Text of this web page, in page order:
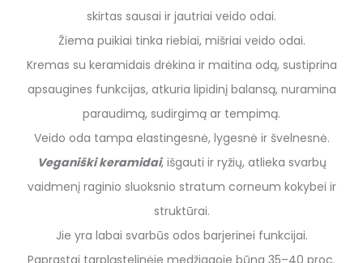
skirtas sausai ir jautriai veido odai.
Žiema puikiai tinka riebiai, mišriai veido odai.
Kremas su keramidais drėkina ir maitina odą, sustiprina
apsaugines funkcijas, atkuria lipidinį balansą, nuramina
paraudimą, sudirgimą ar tempimą.
Veido oda tampa elastingesnė, lygesnė ir švelnesnė.
Veganiški keramidai, išgauti ir ryžių, atlieka svarbų
vaidmenį raginio sluoksnio stratum corneum kokybei ir
struktūrai.
Jie yra labai svarbūs odos barjerinei funkcijai.
Paprastai tarpląstelinėje medžiagoje būna 35–40 proc.